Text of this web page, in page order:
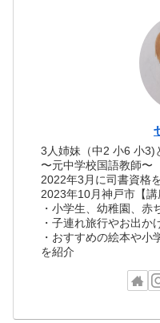
3人姉妹（中2 小6 小3)
〜元中学校国語教師〜
2022年3月に司書資格
2023年10月神戸市【
・小学生、幼稚園、赤
・子連れ旅行やお出か
・おすすめの絵本や小
を紹介